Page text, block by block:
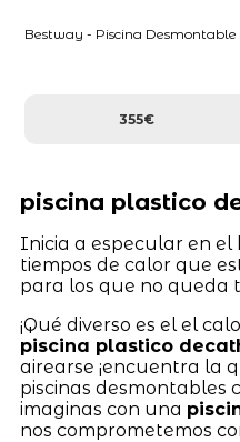
Bestway - Piscina Desmontable
355€
piscina plastico
Inicia a especular en el
tiempos de calor que
para los que no queda
¡Qué diverso es el el
piscina plastico
airearse ¡encuentra la
piscinas desmontables
imaginas con una
nos comprometemos